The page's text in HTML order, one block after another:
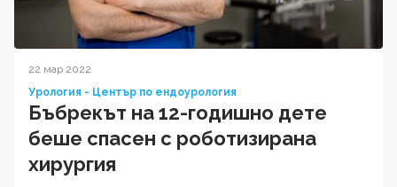
22 мар 2022
Урология - Център по ендоурология
Бъбрекът на 12-годишно дете
беше спасен с роботизирана
хирургия